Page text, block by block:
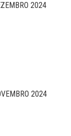
2024
2024